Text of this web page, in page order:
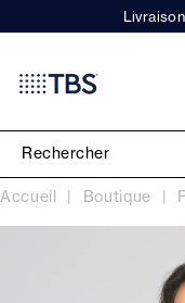
Accueil Boutique